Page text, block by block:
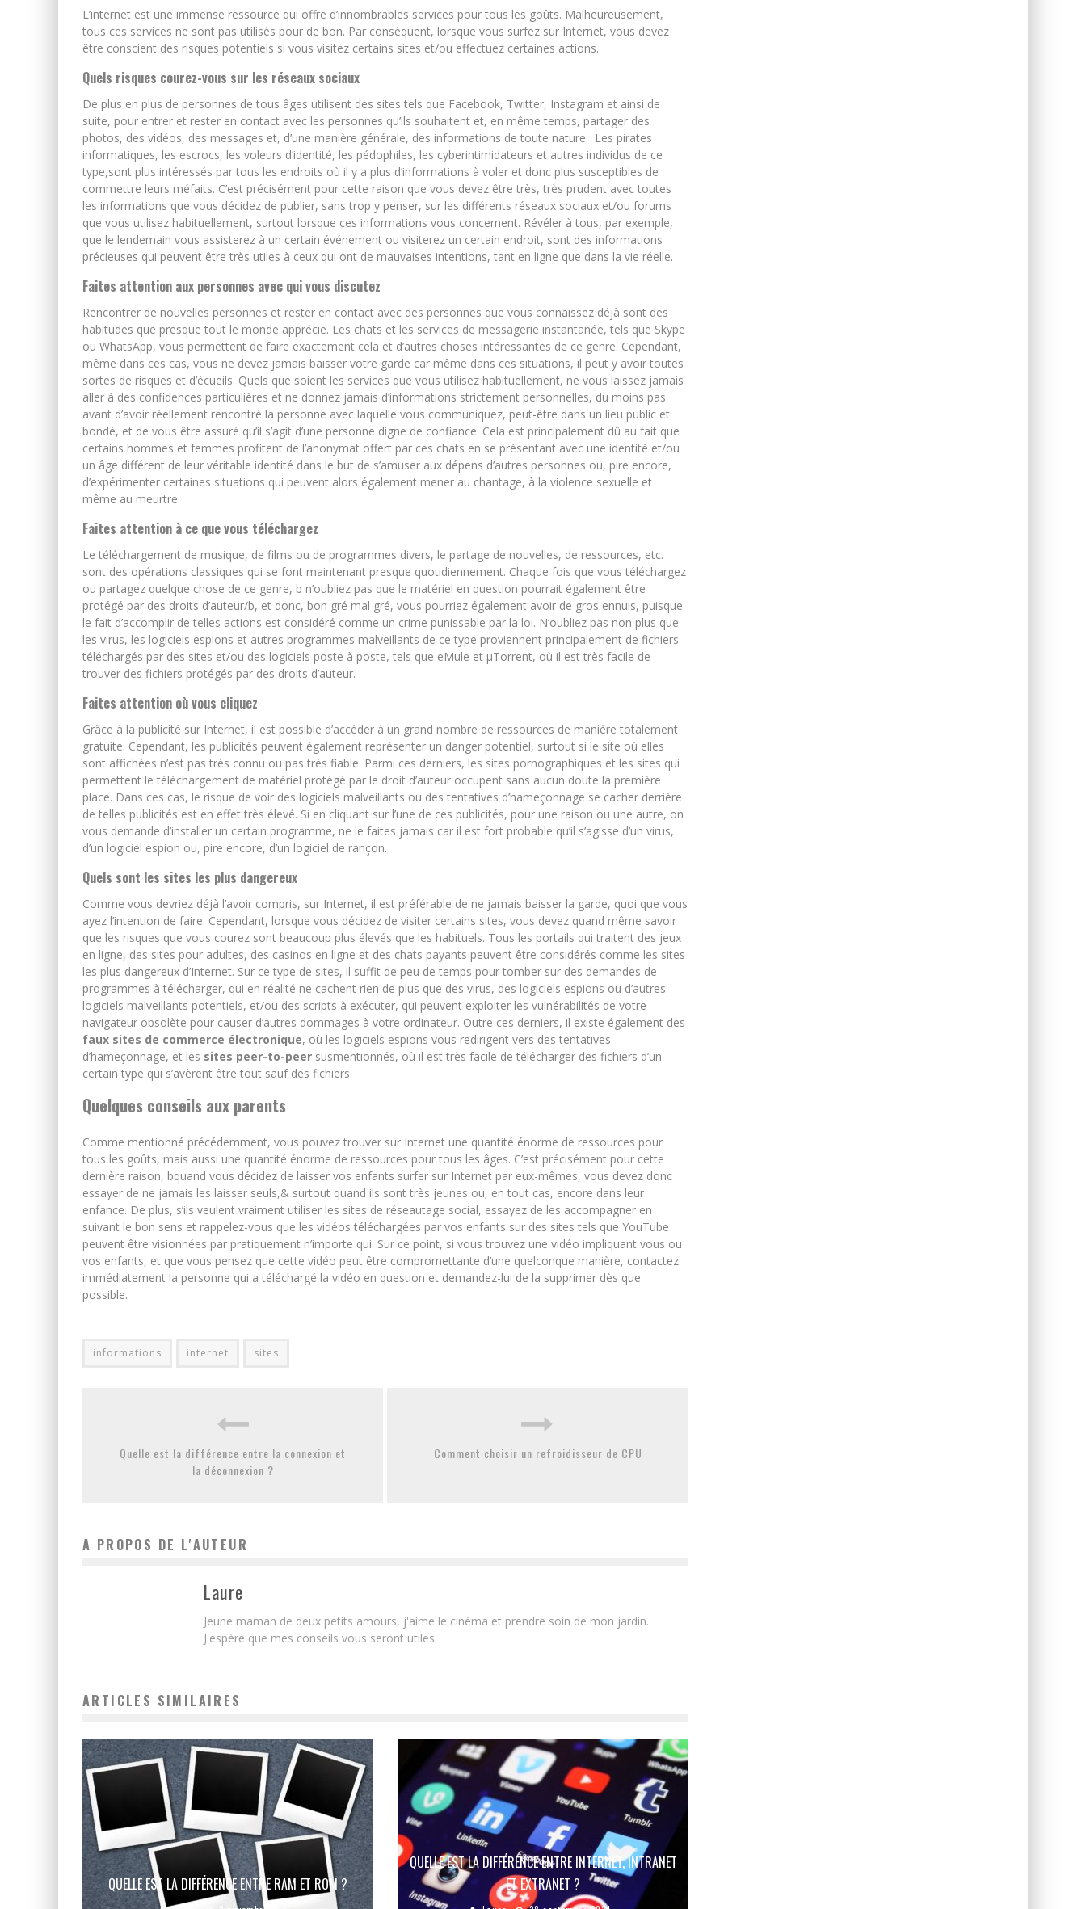
L’internet est une immense ressource qui offre d’innombrables services pour tous les goûts. Malheureusement,
tous ces services ne sont pas utilisés pour de bon. Par conséquent, lorsque vous surfez sur Internet, vous devez
être conscient des risques potentiels si vous visitez certains sites et/ou effectuez certaines actions.
Quels risques courez-vous sur les réseaux sociaux
De plus en plus de personnes de tous âges utilisent des sites tels que Facebook, Twitter, Instagram et ainsi de
suite, pour entrer et rester en contact avec les personnes qu’ils souhaitent et, en même temps, partager des
photos, des vidéos, des messages et, d’une manière générale, des informations de toute nature. Les pirates
informatiques, les escrocs, les voleurs d’identité, les pédophiles, les cyberintimidateurs et autres individus de ce
type,sont plus intéressés par tous les endroits où il y a plus d’informations à voler et donc plus susceptibles de
commettre leurs méfaits. C’est précisément pour cette raison que vous devez être très, très prudent avec toutes
les informations que vous décidez de publier, sans trop y penser, sur les différents réseaux sociaux et/ou forums
que vous utilisez habituellement, surtout lorsque ces informations vous concernent. Révéler à tous, par exemple,
que le lendemain vous assisterez à un certain événement ou visiterez un certain endroit, sont des informations
précieuses qui peuvent être très utiles à ceux qui ont de mauvaises intentions, tant en ligne que dans la vie réelle.
Faites attention aux personnes avec qui vous discutez
Rencontrer de nouvelles personnes et rester en contact avec des personnes que vous connaissez déjà sont des
habitudes que presque tout le monde apprécie. Les chats et les services de messagerie instantanée, tels que Skype
ou WhatsApp, vous permettent de faire exactement cela et d’autres choses intéressantes de ce genre. Cependant,
même dans ces cas, vous ne devez jamais baisser votre garde car même dans ces situations, il peut y avoir toutes
sortes de risques et d’écueils. Quels que soient les services que vous utilisez habituellement, ne vous laissez jamais
aller à des confidences particulières et ne donnez jamais d’informations strictement personnelles, du moins pas
avant d’avoir réellement rencontré la personne avec laquelle vous communiquez, peut-être dans un lieu public et
bondé, et de vous être assuré qu’il s’agit d’une personne digne de confiance. Cela est principalement dû au fait que
certains hommes et femmes profitent de l’anonymat offert par ces chats en se présentant avec une identité et/ou
un âge différent de leur véritable identité dans le but de s’amuser aux dépens d’autres personnes ou, pire encore,
d’expérimenter certaines situations qui peuvent alors également mener au chantage, à la violence sexuelle et
même au meurtre.
Faites attention à ce que vous téléchargez
Le téléchargement de musique, de films ou de programmes divers, le partage de nouvelles, de ressources, etc.
sont des opérations classiques qui se font maintenant presque quotidiennement. Chaque fois que vous téléchargez
ou partagez quelque chose de ce genre, b n’oubliez pas que le matériel en question pourrait également être
protégé par des droits d’auteur/b, et donc, bon gré mal gré, vous pourriez également avoir de gros ennuis, puisque
le fait d’accomplir de telles actions est considéré comme un crime punissable par la loi. N’oubliez pas non plus que
les virus, les logiciels espions et autres programmes malveillants de ce type proviennent principalement de fichiers
téléchargés par des sites et/ou des logiciels poste à poste, tels que eMule et μTorrent, où il est très facile de
trouver des fichiers protégés par des droits d’auteur.
Faites attention où vous cliquez
Grâce à la publicité sur Internet, il est possible d’accéder à un grand nombre de ressources de manière totalement
gratuite. Cependant, les publicités peuvent également représenter un danger potentiel, surtout si le site où elles
sont affichées n’est pas très connu ou pas très fiable. Parmi ces derniers, les sites pornographiques et les sites qui
permettent le téléchargement de matériel protégé par le droit d’auteur occupent sans aucun doute la première
place. Dans ces cas, le risque de voir des logiciels malveillants ou des tentatives d’hameçonnage se cacher derrière
de telles publicités est en effet très élevé. Si en cliquant sur l’une de ces publicités, pour une raison ou une autre, on
vous demande d’installer un certain programme, ne le faites jamais car il est fort probable qu’il s’agisse d’un virus,
d’un logiciel espion ou, pire encore, d’un logiciel de rançon.
Quels sont les sites les plus dangereux
Comme vous devriez déjà l’avoir compris, sur Internet, il est préférable de ne jamais baisser la garde, quoi que vous
ayez l’intention de faire. Cependant, lorsque vous décidez de visiter certains sites, vous devez quand même savoir
que les risques que vous courez sont beaucoup plus élevés que les habituels. Tous les portails qui traitent des jeux
en ligne, des sites pour adultes, des casinos en ligne et des chats payants peuvent être considérés comme les sites
les plus dangereux d’Internet. Sur ce type de sites, il suffit de peu de temps pour tomber sur des demandes de
programmes à télécharger, qui en réalité ne cachent rien de plus que des virus, des logiciels espions ou d’autres
logiciels malveillants potentiels, et/ou des scripts à exécuter, qui peuvent exploiter les vulnérabilités de votre
navigateur obsolète pour causer d’autres dommages à votre ordinateur. Outre ces derniers, il existe également des
faux sites de commerce électronique, où les logiciels espions vous redirigent vers des tentatives
d’hameçonnage, et les sites peer-to-peer susmentionnés, où il est très facile de télécharger des fichiers d’un
certain type qui s’avèrent être tout sauf des fichiers.
Quelques conseils aux parents
Comme mentionné précédemment, vous pouvez trouver sur Internet une quantité énorme de ressources pour
tous les goûts, mais aussi une quantité énorme de ressources pour tous les âges. C’est précisément pour cette
dernière raison, bquand vous décidez de laisser vos enfants surfer sur Internet par eux-mêmes, vous devez donc
essayer de ne jamais les laisser seuls,& surtout quand ils sont très jeunes ou, en tout cas, encore dans leur
enfance. De plus, s’ils veulent vraiment utiliser les sites de réseautage social, essayez de les accompagner en
suivant le bon sens et rappelez-vous que les vidéos téléchargées par vos enfants sur des sites tels que YouTube
peuvent être visionnées par pratiquement n’importe qui. Sur ce point, si vous trouvez une vidéo impliquant vous ou
vos enfants, et que vous pensez que cette vidéo peut être compromettante d’une quelconque manière, contactez
immédiatement la personne qui a téléchargé la vidéo en question et demandez-lui de la supprimer dès que
possible.
informations internet sites
Quelle est la différence entre la connexion et
la déconnexion ?
Comment choisir un refroidisseur de CPU
A PROPOS DE L'AUTEUR
Laure
Jeune maman de deux petits amours, j'aime le cinéma et prendre soin de mon jardin.
J'espère que mes conseils vous seront utiles.
ARTICLES SIMILAIRES
QUELLE EST LA DIFFÉRENCE ENTRE RAM ET ROM ?
QUELLE EST LA DIFFÉRENCE ENTRE INTERNET, INTRANET
ET EXTRANET ?